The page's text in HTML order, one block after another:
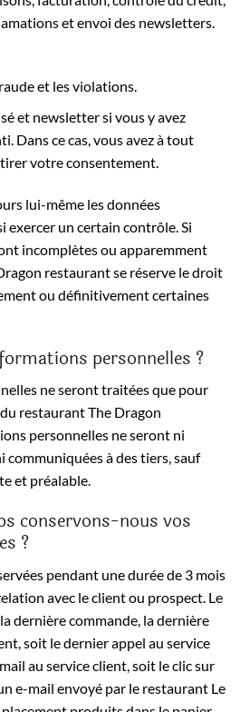
et envoi des newsletters.
et les violations.
et newsletter si vous y avez
Dans ce cas, vous avez à tout
votre consentement.
lui-même les données
exercer un certain contrôle. Si
incomplètes ou apparemment
restaurant se réserve le droit
ou définitivement certaines
personnelles ?
ne seront traitées que pour
restaurant The Dragon
personnelles ne seront ni
communiquées à des tiers, sauf
et préalable.
conservons-nous vos
?
pendant une durée de 3 mois
avec le client ou prospect. Le
dernière commande, la dernière
soit le dernier appel au service
au service client, soit le clic sur
e-mail envoyé par le restaurant Le